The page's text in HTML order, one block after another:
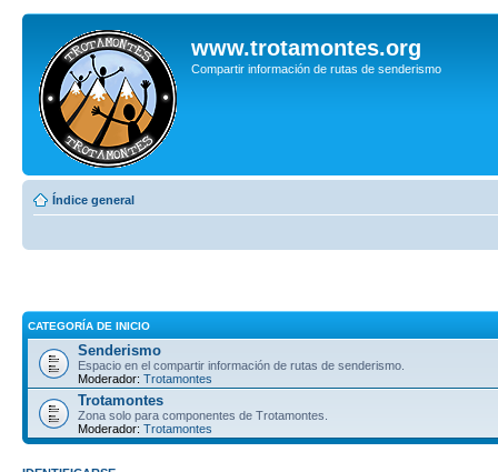
www.trotamontes.org
Compartir información de rutas de senderismo
Índice general
CATEGORÍA DE INICIO
Senderismo
Espacio en el compartir información de rutas de senderismo.
Moderador: Trotamontes
Trotamontes
Zona solo para componentes de Trotamontes.
Moderador: Trotamontes